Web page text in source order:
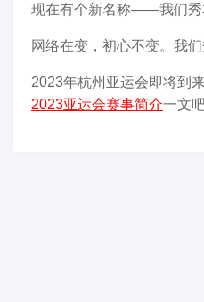
现在有个新名称——我们秀
网络在变，初心不变。我
2023年杭州亚运会即将到
2023亚运会赛事简介一文吧